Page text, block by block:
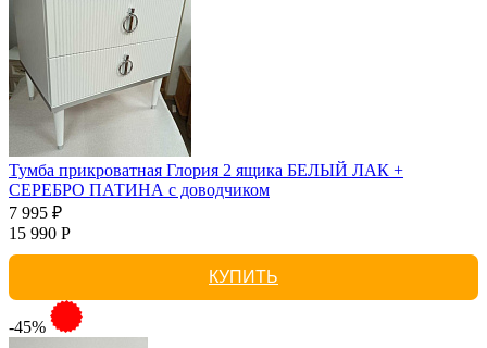
Тумба прикроватная Глория 2 ящика БЕЛЫЙ ЛАК +
СЕРЕБРО ПАТИНА с доводчиком
7 995 ₽
15 990 Р
КУПИТЬ
-45%